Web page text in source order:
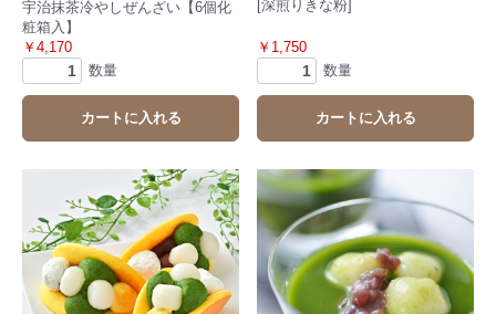
宇治抹茶冷やしぜんざい【6個化
粧箱入】
￥4,170
数量
カートに入れる
[深煎りきな粉]
￥1,750
数量
カートに入れる